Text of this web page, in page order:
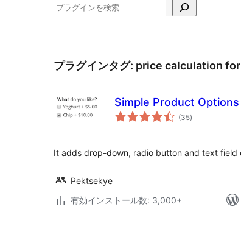
検
プラグインタグ: price calculation
Simple Product
(35個
の)
It adds drop-down, radio button and text field
Pektsekye
有効インストール数: 3,000+